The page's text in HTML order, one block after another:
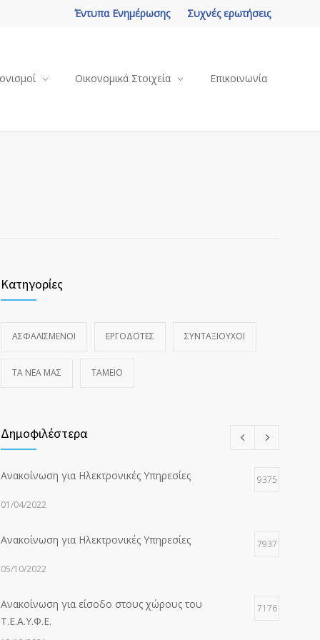
Συχνές ερωτήσεις
Έντυπα Ενημέρωσης
Οικονομικά Στοιχεία Επικοινωνία
Κατηγορίες
ΑΣΦΑΛΙΣΜΕΝΟΙ ΕΡΓΟΔΟΤΕΣ ΣΥΝΤΑΞΙΟΥΧΟΙ
ΤΑ ΝΈΑ ΜΑΣ ΤΑΜΕΙΟ
Δημοφιλέστερα
Ανακοίνωση για Ηλεκτρονικές Υπηρεσίες 9375
01/04/2022
Ανακοίνωση για Ηλεκτρονικές Υπηρεσίες 7937
05/10/2022
Ανακοίνωση για είσοδο στους χώρους του
Τ.Ε.Α.Υ.Φ.Ε.
7176